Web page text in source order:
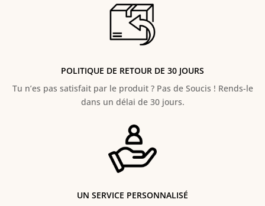
POLITIQUE DE RETOUR DE 30 JOURS
Tu n’es pas satisfait par le produit ? Pas de Soucis ! Rends-le
dans un délai de 30 jours.
UN SERVICE PERSONNALISÉ